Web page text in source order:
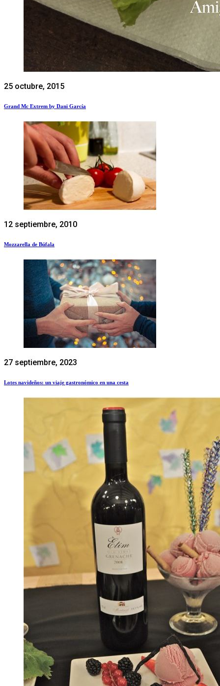
25 octubre, 2015
Grand Mc Extrem by Dani García
12 septiembre, 2010
Mozzarella de Búfala
27 septiembre, 2023
Lotes navideños: un viaje gastronómico en una cesta